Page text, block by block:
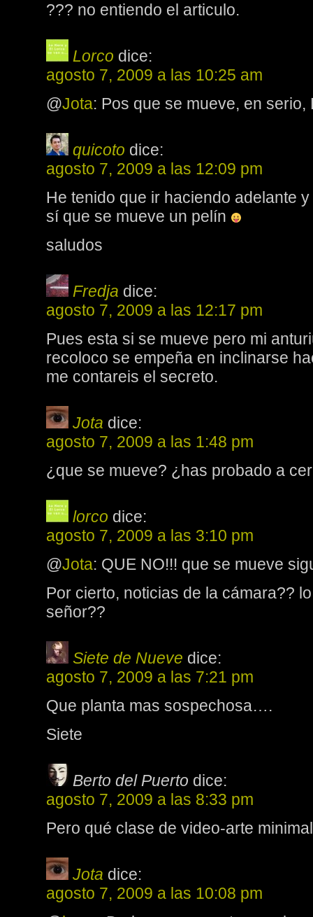
??? no entiendo el articulo.
Lorco dice:
agosto 7, 2009 a las 10:25 am
@Jota: Pos que se mueve, en serio,
quicoto dice:
agosto 7, 2009 a las 12:09 pm
He tenido que ir haciendo adelante
sí que se mueve un pelín
saludos
Fredja dice:
agosto 7, 2009 a las 12:17 pm
Pues esta si se mueve pero mi
recoloco se empeña en inclinarse
me contareis el secreto.
Jota dice:
agosto 7, 2009 a las 1:48 pm
¿que se mueve? ¿has probado a
lorco dice:
agosto 7, 2009 a las 3:10 pm
@Jota: QUE NO!!! que se mueve
Por cierto, noticias de la cámara??
señor??
Siete de Nueve dice:
agosto 7, 2009 a las 7:21 pm
Que planta mas sospechosa….
Siete
Berto del Puerto dice:
agosto 7, 2009 a las 8:33 pm
Pero qué clase de video-arte
Jota dice:
agosto 7, 2009 a las 10:08 pm